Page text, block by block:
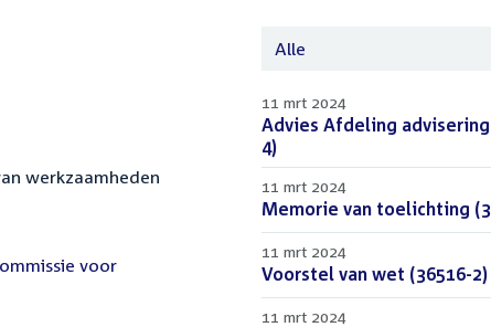
werkzaamheden
voor
Alle
11 mrt 2024
Download
bestand:
Advies Afdeling advisering
4)
11 mrt 2024
Download
bestand:
Memorie van toelichting
11 mrt 2024
Download
bestand:
Voorstel van wet (36516-2)
11 mrt 2024